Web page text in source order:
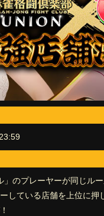
」のプレーヤーが同じル
している店舗を上位に押